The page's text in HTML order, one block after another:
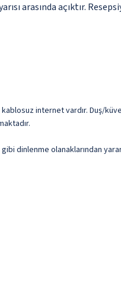
arasında açıktır.
internet vardır. Duş/
dinlenme olanaklarından